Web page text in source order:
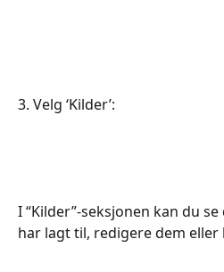
​3. Velg ‘Kilder’:
I “Kilder”-seksjonen kan du
har lagt til, redigere dem eller